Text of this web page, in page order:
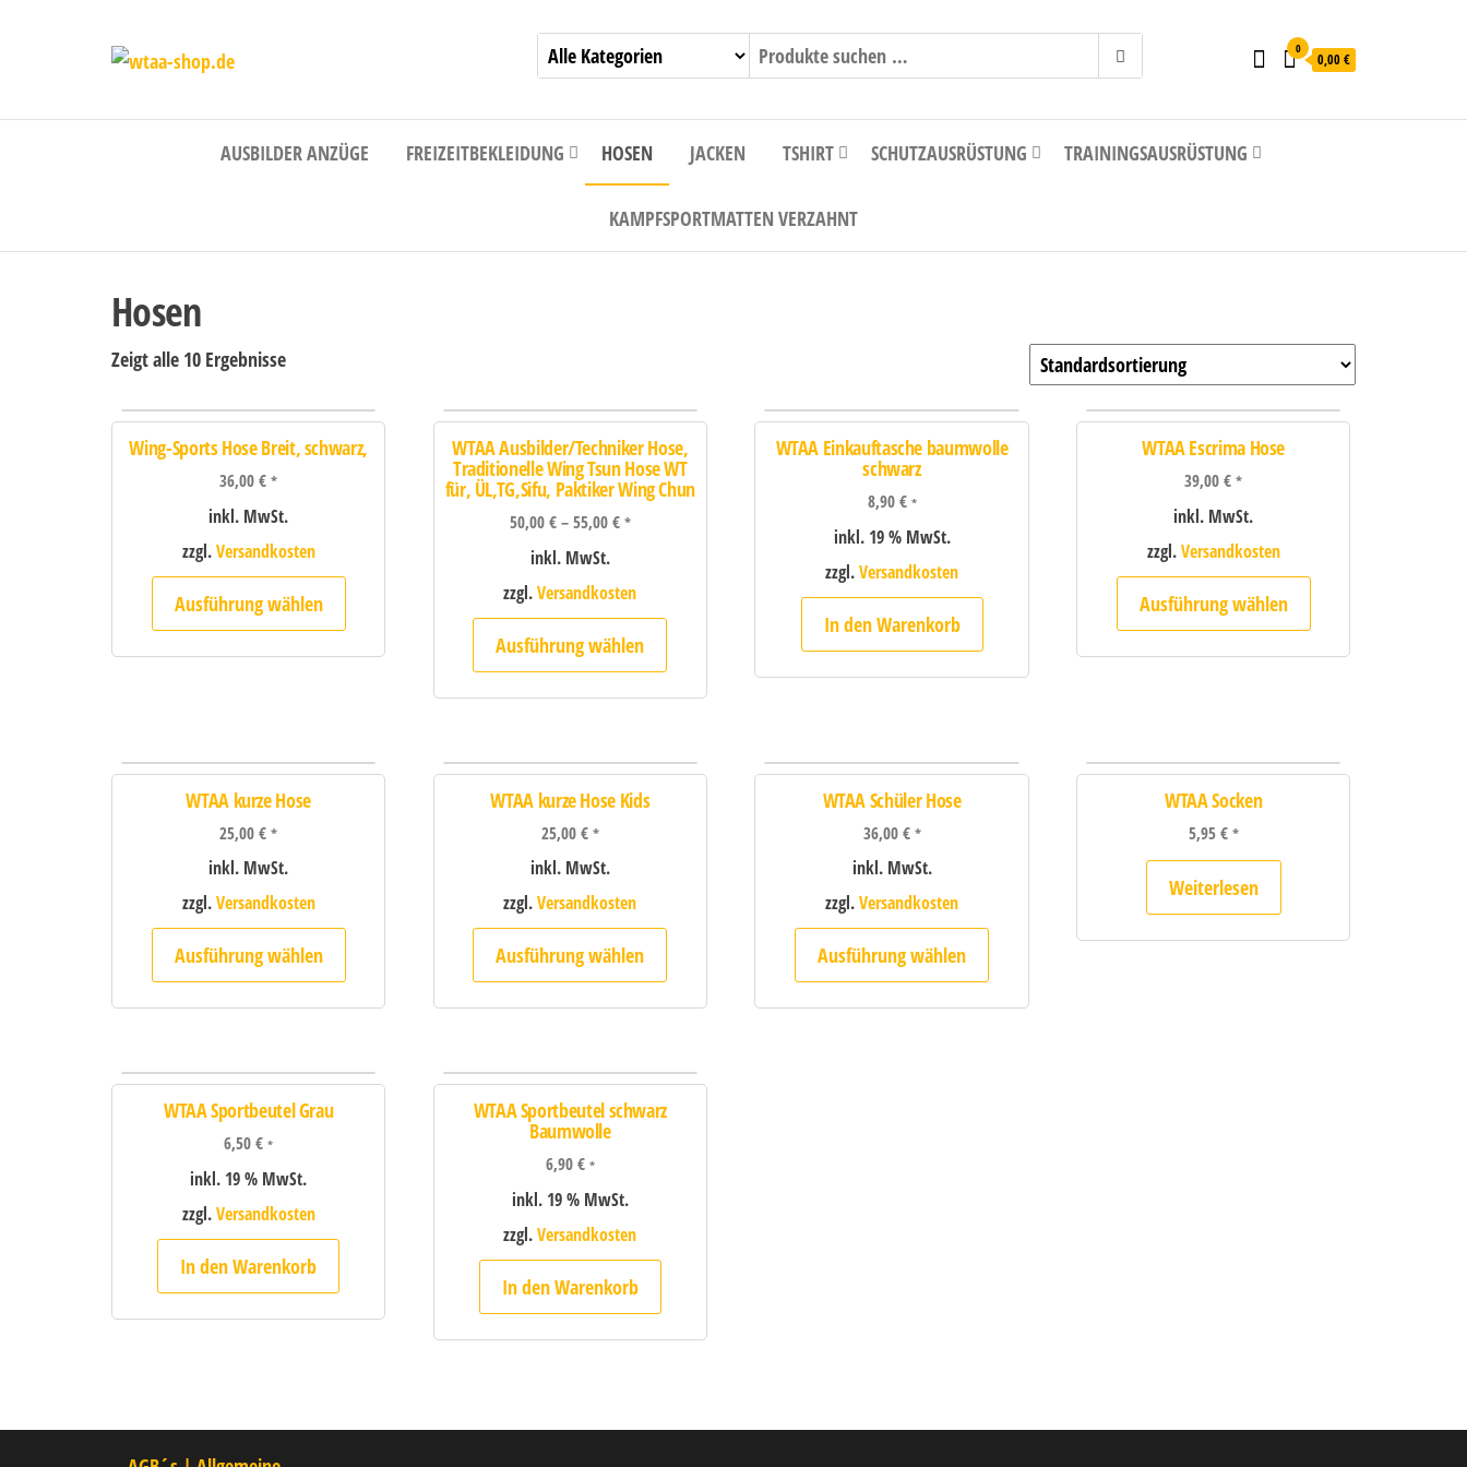
0
0,00 €
AUSBILDER ANZÜGE FREIZEITBEKLEIDUNG HOSEN JACKEN TSHIRT SCHUTZAUSRÜSTUNG TRAININGSAUSRÜSTUNG
KAMPFSPORTMATTEN VERZAHNT
Hosen
Zeigt alle 10 Ergebnisse
Wing-Sports Hose Breit, schwarz,
36,00€ *
inkl. MwSt.
zzgl.Versandkosten
Ausführung wählen
WTAA Ausbilder/Techniker Hose,
Traditionelle Wing Tsun Hose WT
für, ÜL,TG,Sifu, Paktiker Wing Chun
50,00€–55,00€ *
inkl. MwSt.
zzgl.Versandkosten
Ausführung wählen
WTAA Einkauftasche baumwolle
schwarz
8,90€ *
inkl. 19 % MwSt.
zzgl.Versandkosten
In den Warenkorb
WTAA Escrima Hose
39,00€ *
inkl. MwSt.
zzgl.Versandkosten
Ausführung wählen
WTAA kurze Hose
25,00€ *
inkl. MwSt.
zzgl.Versandkosten
Ausführung wählen
WTAA kurze Hose Kids
25,00€ *
inkl. MwSt.
zzgl.Versandkosten
Ausführung wählen
WTAA Schüler Hose
36,00€ *
inkl. MwSt.
zzgl.Versandkosten
Ausführung wählen
WTAA Socken
5,95€ *
Weiterlesen
WTAA Sportbeutel Grau
6,50€ *
inkl. 19 % MwSt.
zzgl.Versandkosten
In den Warenkorb
WTAA Sportbeutel schwarz
Baumwolle
6,90€ *
inkl. 19 % MwSt.
zzgl.Versandkosten
In den Warenkorb